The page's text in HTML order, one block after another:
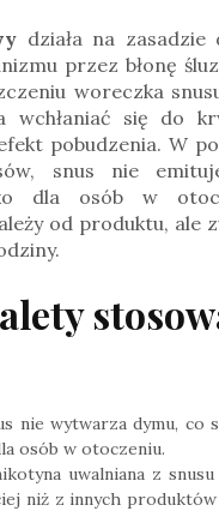
działa na zasadzie
przez błonę
woreczka
wchłaniać się do
pobudzenia. W
snus nie
dla osób w
od produktu, ale
nie wytwarza dymu, co
osób w otoczeniu.
uwalniana z
niż z innych